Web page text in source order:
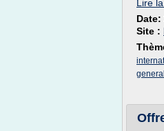
Lire
Date:
Site :